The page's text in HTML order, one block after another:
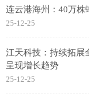
连云港海州：40万株
25-12-25
江天科技：持续拓展
呈现增长趋势
25-12-25